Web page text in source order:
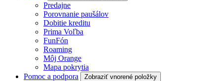
Predajne
Porovnanie paušálov
Dobitie kreditu
Prima Voľba
FunFón
Roaming
Môj Orange
Mapa pokrytia
Pomoc a podpora
Zobraziť vnorené položky